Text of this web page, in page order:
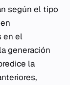
según el tipo
en el
generación
la